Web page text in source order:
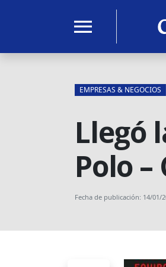
menu
EMPRESAS & NEGOCIOS
Llegó
Polo –
Fecha de publicación: 14/01/